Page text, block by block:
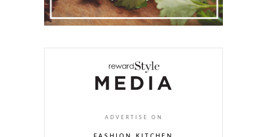
ADVERTISE ON